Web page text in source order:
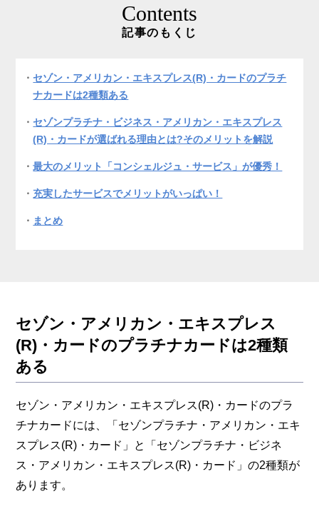
Contents
記事のもくじ
セゾン・アメリカン・エキスプレス(R)・カードのプラチ
ナカードは2種類ある
セゾンプラチナ・ビジネス・アメリカン・エキスプレス
(R)・カードが選ばれる理由とは?そのメリットを解説
最大のメリット「コンシェルジュ・サービス」が優秀！
充実したサービスでメリットがいっぱい！
まとめ
セゾン・アメリカン・エキスプレス
(R)・カードのプラチナカードは2種類
ある
セゾン・アメリカン・エキスプレス(R)・カードのプラ
チナカードには、「セゾンプラチナ・アメリカン・エキ
スプレス(R)・カード」と「セゾンプラチナ・ビジネ
ス・アメリカン・エキスプレス(R)・カード」の2種類が
あります。